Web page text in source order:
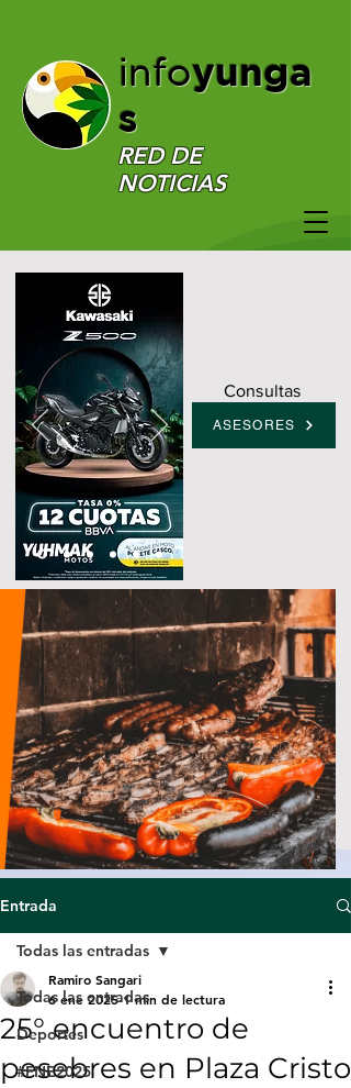
infoyunga
s
RED DE
NOTICIAS
Consultas
ASESORES
Entrada
Todas las entradas
Deportes
#FNE2025
Todas las entradas
25° encuentro de
pesebres en Plaza Cristo
Ramiro Sangari
6 ene 2025 1 min de lectura